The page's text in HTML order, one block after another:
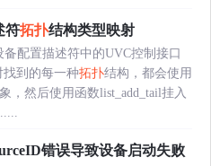
符拓扑结构类型映射
配置描述符中的UVC控制接口
到的每一种拓扑结构，都会使用
，然后使用函数list_add_tail挂入
错误导致设备启动失败